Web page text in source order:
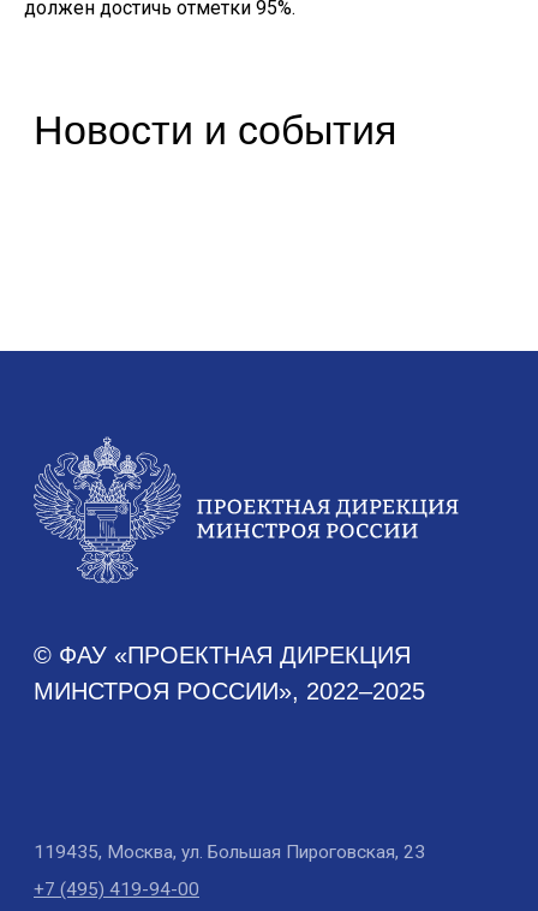
должен достичь отметки 95%.
Руководство Дирекции
Аналитические отчеты
Документы
Антимонопольное законодательство
Новости
Карьера